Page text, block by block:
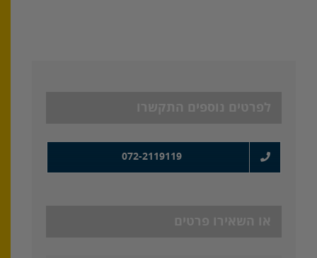
072-2119119